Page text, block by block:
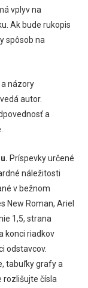
vplyv na
Ak bude rukopis
spôsob na
názory
autor.
a
Príspevky určené
náležitosti
v bežnom
New Roman, Ariel
1,5, strana
konci riadkov
odstavcov.
tabuľky grafy a
rozlišujte čísla